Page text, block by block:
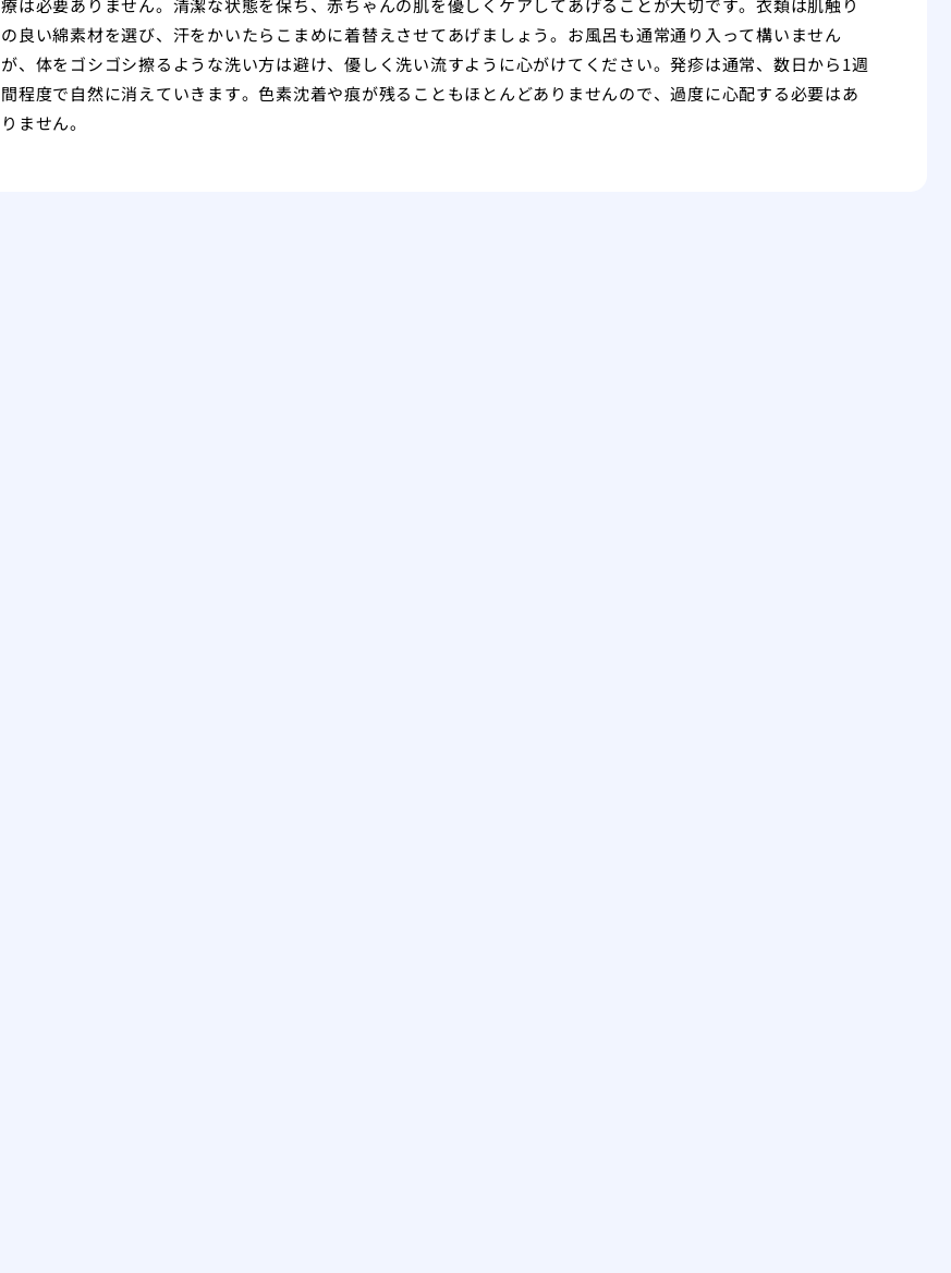
療は必要ありません。清潔な状態を保ち、赤ちゃんの肌を優しくケアしてあげることが大切です。衣類は肌触り
の良い綿素材を選び、汗をかいたらこまめに着替えさせてあげましょう。お風呂も通常通り入って構いません
が、体をゴシゴシ擦るような洗い方は避け、優しく洗い流すように心がけてください。発疹は通常、数日から1週
間程度で自然に消えていきます。色素沈着や痕が残ることもほとんどありませんので、過度に心配する必要はあ
りません。